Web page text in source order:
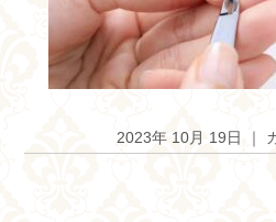
2023年 10月 19日 ｜